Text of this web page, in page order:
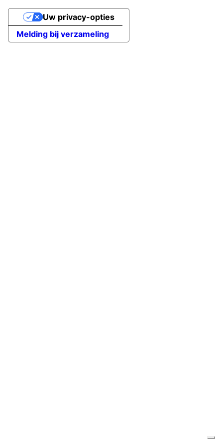
Melding bij verzameling
Uw privacy-opties